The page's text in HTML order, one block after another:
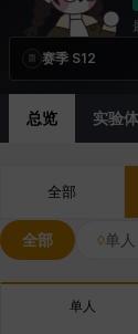
赛季 S12
总览 实验体
全部
全部 单人
单人